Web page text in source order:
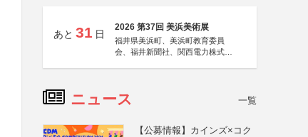
あと 31 日
2026 第37回 美浜美術展
福井県美浜町、美浜町教育委員
会、福井新聞社、関西電力株式会
ニュース 一覧
【公募情報】カインズ×コク